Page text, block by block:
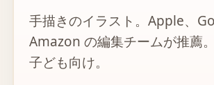
手描きのイラスト。Apple、
Amazon の編集チームが推薦
子ども向け。